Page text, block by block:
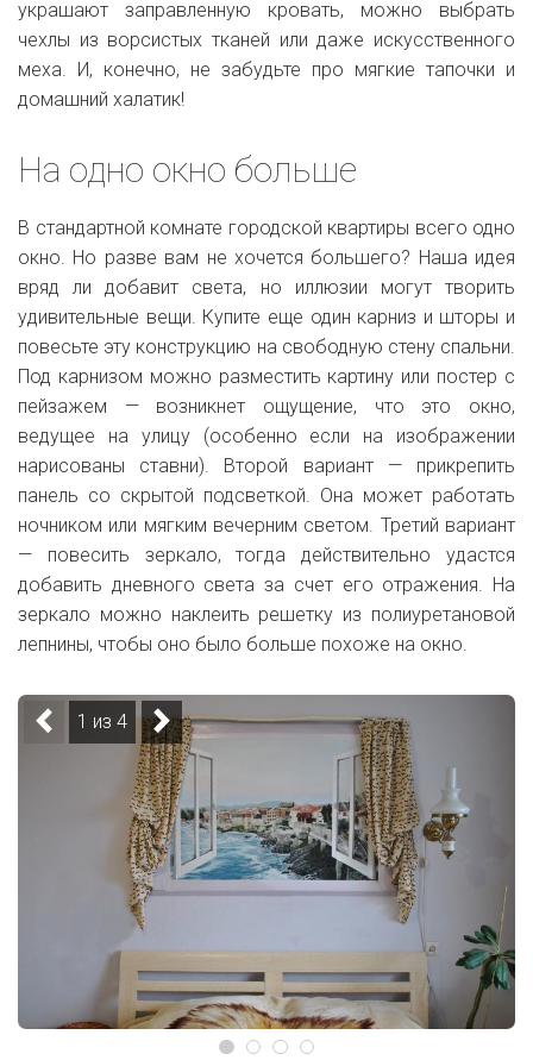
украшают заправленную кровать, можно выбрать
чехлы из ворсистых тканей или даже искусственного
меха. И, конечно, не забудьте про мягкие тапочки и
домашний халатик!
На одно окно больше
В стандартной комнате городской квартиры всего одно
окно. Но разве вам не хочется большего? Наша идея
вряд ли добавит света, но иллюзии могут творить
удивительные вещи. Купите еще один карниз и шторы и
повесьте эту конструкцию на свободную стену спальни.
Под карнизом можно разместить картину или постер с
пейзажем — возникнет ощущение, что это окно,
ведущее на улицу (особенно если на изображении
нарисованы ставни). Второй вариант — прикрепить
панель со скрытой подсветкой. Она может работать
ночником или мягким вечерним светом. Третий вариант
— повесить зеркало, тогда действительно удастся
добавить дневного света за счет его отражения. На
зеркало можно наклеить решетку из полиуретановой
лепнины, чтобы оно было больше похоже на окно.
1 из 4